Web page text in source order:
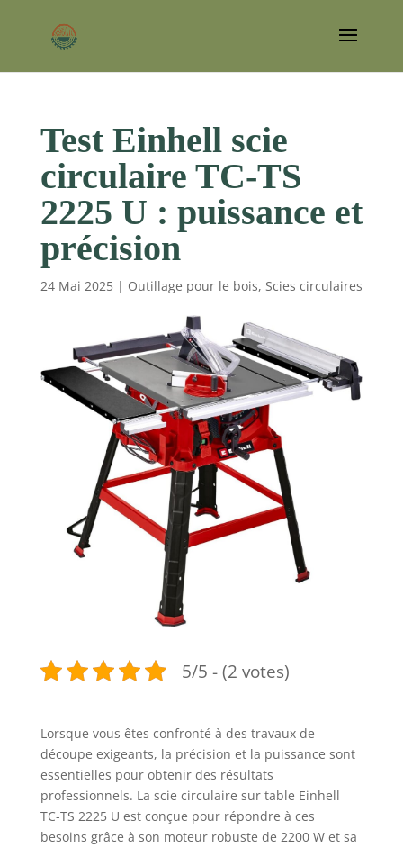
Test Einhell scie
circulaire TC-TS
2225 U : puissance et
précision
24 Mai 2025| Outillage pour le bois, Scies circulaires
5/5 - (2 votes)
Lorsque vous êtes confronté à des travaux de
découpe exigeants, la précision et la puissance sont
essentielles pour obtenir des résultats
professionnels. La scie circulaire sur table Einhell
TC-TS 2225 U est conçue pour répondre à ces
besoins grâce à son moteur robuste de 2200 W et sa